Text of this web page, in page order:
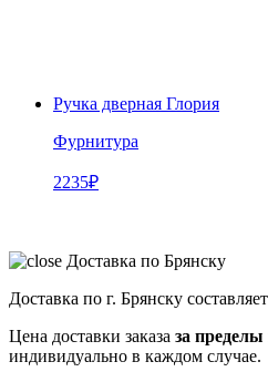
Ручка дверная Глория
Фурнитура
2235₽
Доставка по Брянску
Доставка по г. Брянску составляет
Цена доставки заказа за пределы
индивидуально в каждом случае.